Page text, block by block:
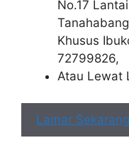
No.17
Khusus
72799826,
Atau Lewat
Lamar Sekarang